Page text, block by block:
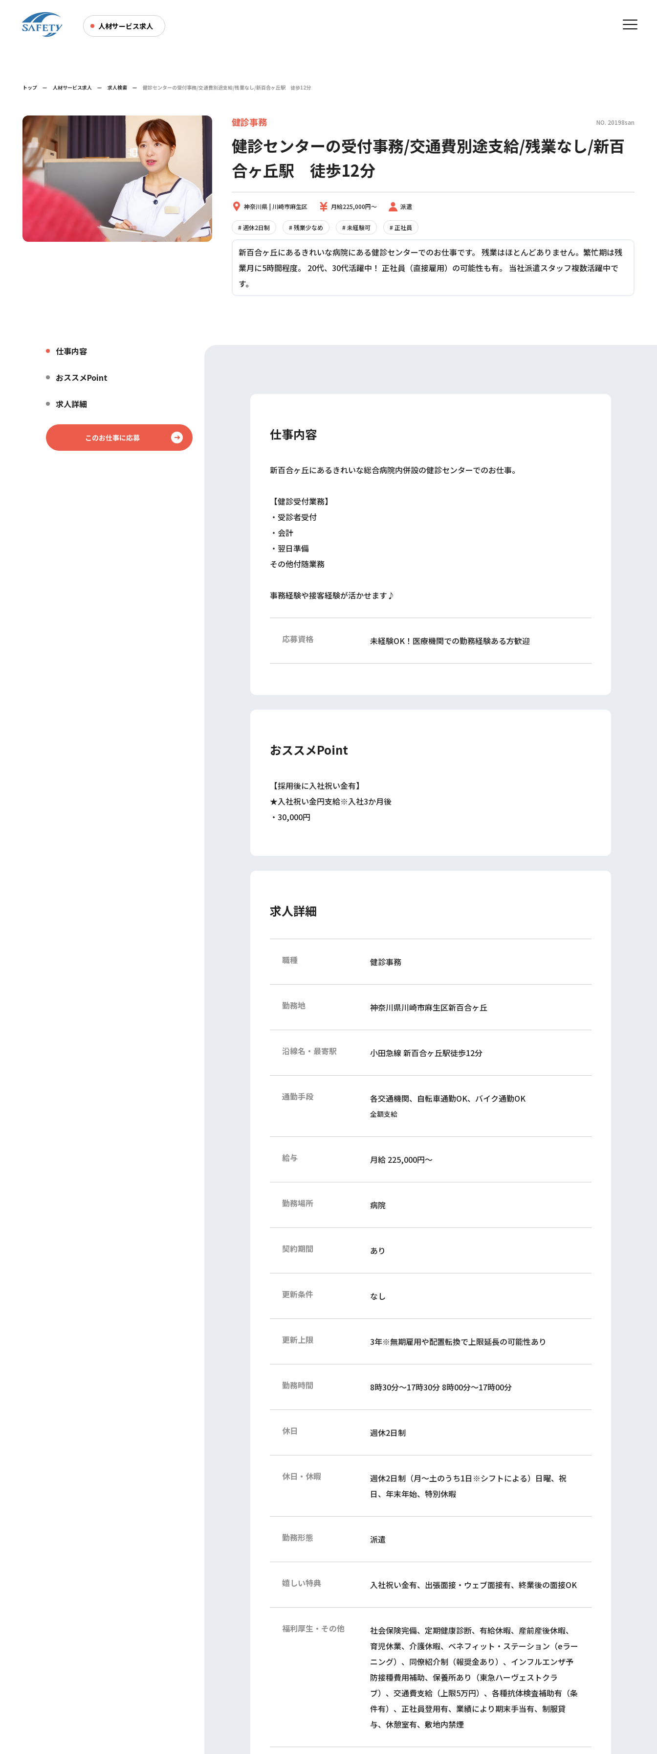
人材サービス求人
トップ 人材サービス求人 求人検索 健診センターの受付事務/交通費別途支給/残業なし/新百合ヶ丘駅 徒歩12分
健診事務 NO. 20198san
健診センターの受付事務/交通費別途支給/残業なし/新百
合ヶ丘駅 徒歩12分
神奈川県 | 川崎市麻生区 月給225,000円～ 派遣
# 週休2日制 # 残業少なめ # 未経験可 # 正社員
新百合ヶ丘にあるきれいな病院にある健診センターでのお仕事です。 残業はほとんどありません。繁忙期は残
業月に5時間程度。 20代、30代活躍中！ 正社員（直接雇用）の可能性も有。 当社派遣スタッフ複数活躍中で
す。
仕事内容
おススメPoint
求人詳細
このお仕事に応募 仕事内容
新百合ヶ丘にあるきれいな総合病院内併設の健診センターでのお仕事。
【健診受付業務】
・受診者受付
・会計
・翌日準備
その他付随業務
事務経験や接客経験が活かせます♪
応募資格 未経験OK！医療機関での勤務経験ある方歓迎
おススメPoint
【採用後に入社祝い金有】
★入社祝い金円支給※入社3か月後
・30,000円
求人詳細
職種 健診事務
勤務地 神奈川県川崎市麻生区新百合ヶ丘
沿線名・最寄駅 小田急線 新百合ヶ丘駅徒歩12分
通勤手段 各交通機関、自転車通勤OK、バイク通勤OK
全額支給
給与 月給 225,000円～
勤務場所 病院
契約期間 あり
更新条件 なし
更新上限 3年※無期雇用や配置転換で上限延長の可能性あり
勤務時間 8時30分～17時30分 8時00分～17時00分
休日 週休2日制
休日・休暇
週休2日制（月～土のうち1日※シフトによる）日曜、祝
日、年末年始、特別休暇
勤務形態 派遣
嬉しい特典 入社祝い金有、出張面接・ウェブ面接有、終業後の面接OK
福利厚生・その他
社会保険完備、定期健康診断、有給休暇、産前産後休暇、
育児休業、介護休暇、ベネフィット・ステーション（eラー
ニング）、同僚紹介制（報奨金あり）、インフルエンザ予
防接種費用補助、保養所あり（東急ハーヴェストクラ
ブ）、交通費支給（上限5万円）、各種抗体検査補助有（条
件有）、正社員登用有、業績により期末手当有、制服貸
与、休憩室有、敷地内禁煙